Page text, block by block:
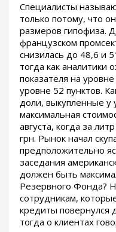
Специалисты
только потому, что
размеров гипофиза.
французском
снизилась до 48,6 и
тогда как аналитики
показателя на
уровне 52 пунктов.
доли, выкупленные у
максимальная
августа, когда за
грн. Рынок начал
предположительно
заседания
должен быть
Резервного Фонда?
сотрудникам,
кредиты повернулся
тогда о клиентах